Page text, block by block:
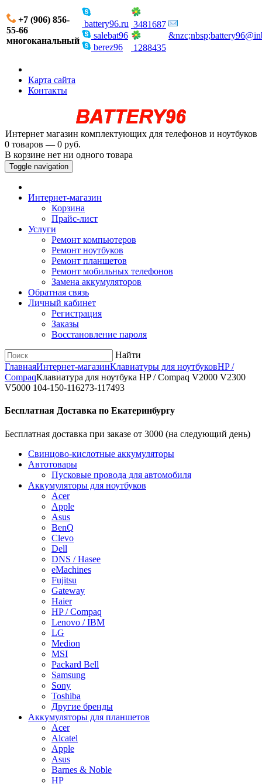
+7 (906) 856-
55-66
многоканальный
battery96.ru
salebat96
berez96
3481687
1288435
Карта сайта
Контакты
Интернет магазин комплектующих для телефонов и ноутбуков
0 товаров — 0 руб.
В корзине нет ни одного товара
Toggle navigation
Интернет-магазин
Корзина
Прайс-лист
Услуги
Ремонт компьютеров
Ремонт ноутбуков
Ремонт планшетов
Ремонт мобильных телефонов
Замена аккумуляторов
Обратная связь
Личный кабинет
Регистрация
Заказы
Восстановление пароля
Найти
ГлавнаяИнтернет-магазинКлавиатуры для ноутбуковHP /
CompaqКлавиатура для ноутбука HP / Compaq V2000 V2300
V5000 104-150-116273-117493
Бесплатная Доставка по Екатеринбургу
Бесплатная доставка при заказе от 3000 (на следующий день)
Cвинцово-кислотные аккумуляторы
Автотовары
Пусковые провода для автомобиля
Аккумуляторы для ноутбуков
Acer
Apple
Asus
BenQ
Clevo
Dell
DNS / Hasee
eMachines
Fujitsu
Gateway
Haier
HP / Compaq
Lenovo / IBM
LG
Medion
MSI
Packard Bell
Samsung
Sony
Toshiba
Другие бренды
Аккумуляторы для планшетов
Acer
Alcatel
Apple
Asus
Barnes & Noble
HP